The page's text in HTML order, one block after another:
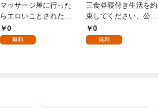
マッサージ屋に行った
らエロいことされた話
1 0
無料
三食昼寝付き生活を約
束してください、公爵
様 1話
0
無料